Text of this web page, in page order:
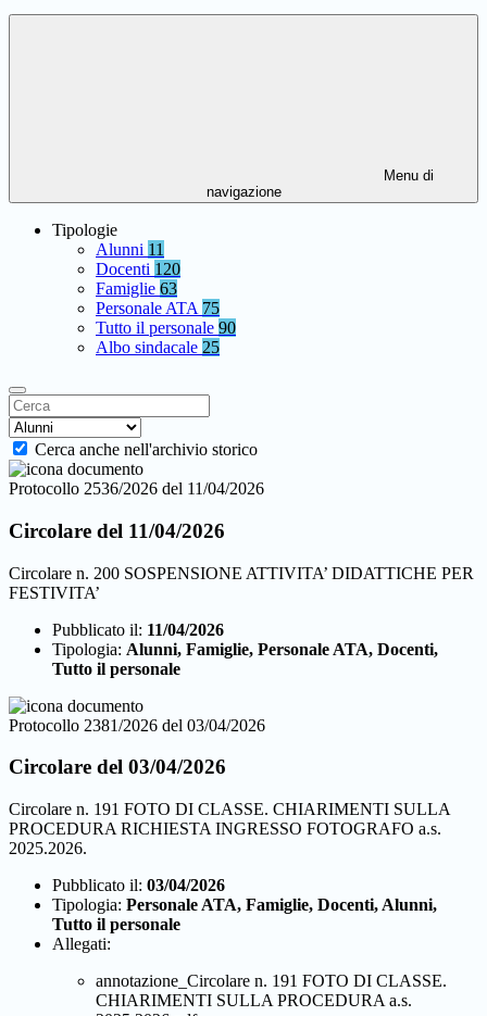
Menu di
navigazione
Tipologie
Alunni 11
Docenti 120
Famiglie 63
Personale ATA 75
Tutto il personale 90
Albo sindacale 25
Cerca anche nell'archivio storico
Protocollo 2536/2026 del 11/04/2026
Circolare del 11/04/2026
Circolare n. 200 SOSPENSIONE ATTIVITA’ DIDATTICHE PER
FESTIVITA’
Pubblicato il: 11/04/2026
Tipologia: Alunni, Famiglie, Personale ATA, Docenti,
Tutto il personale
Protocollo 2381/2026 del 03/04/2026
Circolare del 03/04/2026
Circolare n. 191 FOTO DI CLASSE. CHIARIMENTI SULLA
PROCEDURA RICHIESTA INGRESSO FOTOGRAFO a.s.
2025.2026.
Pubblicato il: 03/04/2026
Tipologia: Personale ATA, Famiglie, Docenti, Alunni,
Tutto il personale
Allegati:
annotazione_Circolare n. 191 FOTO DI CLASSE.
CHIARIMENTI SULLA PROCEDURA a.s.